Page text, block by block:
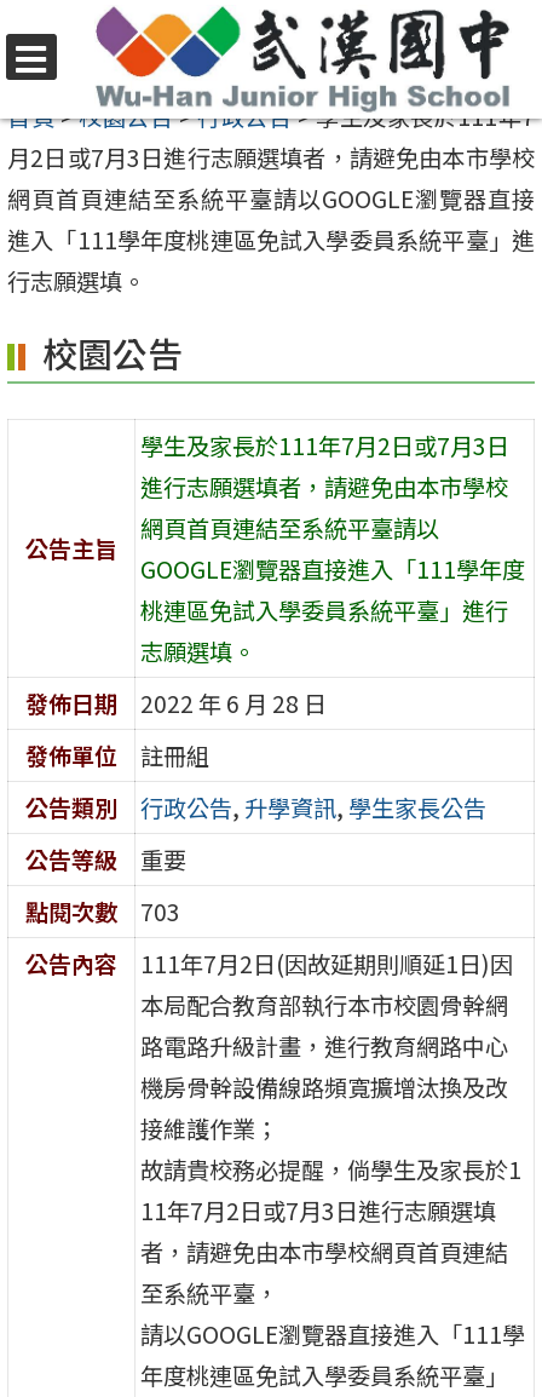
至
要
內
容
區
選
單
首頁>校園公告>行政公告>學生及家長於111年7
月2日或7月3日進行志願選填者，請避免由本市學校
網頁首頁連結至系統平臺請以GOOGLE瀏覽器直接
進入「111學年度桃連區免試入學委員系統平臺」進
行志願選填。
校園公告
公告主旨
學生及家長於111年7月2日或7月3日
進行志願選填者，請避免由本市學校
網頁首頁連結至系統平臺請以
GOOGLE瀏覽器直接進入「111學年度
桃連區免試入學委員系統平臺」進行
志願選填。
發佈日期
2022 年 6 月 28 日
發佈單位
註冊組
公告類別
行政公告, 升學資訊, 學生家長公告
公告等級
重要
點閱次數
703
公告內容
111年7月2日(因故延期則順延1日)因
本局配合教育部執行本市校園骨幹網
路電路升級計畫，進行教育網路中心
機房骨幹設備線路頻寬擴增汰換及改
接維護作業；
故請貴校務必提醒，倘學生及家長於1
11年7月2日或7月3日進行志願選填
者，請避免由本市學校網頁首頁連結
至系統平臺，
請以GOOGLE瀏覽器直接進入「111學
年度桃連區免試入學委員系統平臺」